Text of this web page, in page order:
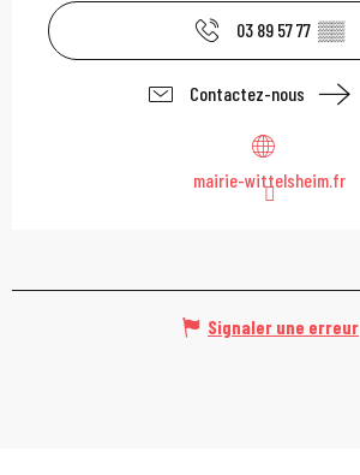
03 89 57 77 ▒▒
Contactez-nous
mairie-wittelsheim.fr
Signaler une erreur